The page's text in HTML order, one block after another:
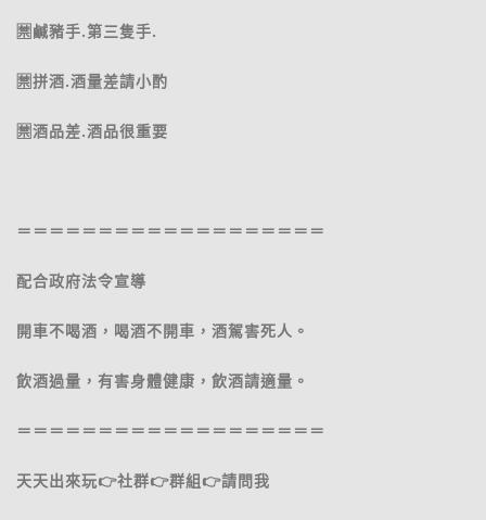
🈲鹹豬手.第三隻手.
🈲️拼酒.酒量差請小酌
🈲️酒品差.酒品很重要
＝＝＝＝＝＝＝＝＝＝＝＝＝＝＝＝＝＝＝
配合政府法令宣導
開車不喝酒，喝酒不開車，酒駕害死人。
飲酒過量，有害身體健康，飲酒請適量。
＝＝＝＝＝＝＝＝＝＝＝＝＝＝＝＝＝＝＝
天天出來玩👉社群👉群組👉請問我